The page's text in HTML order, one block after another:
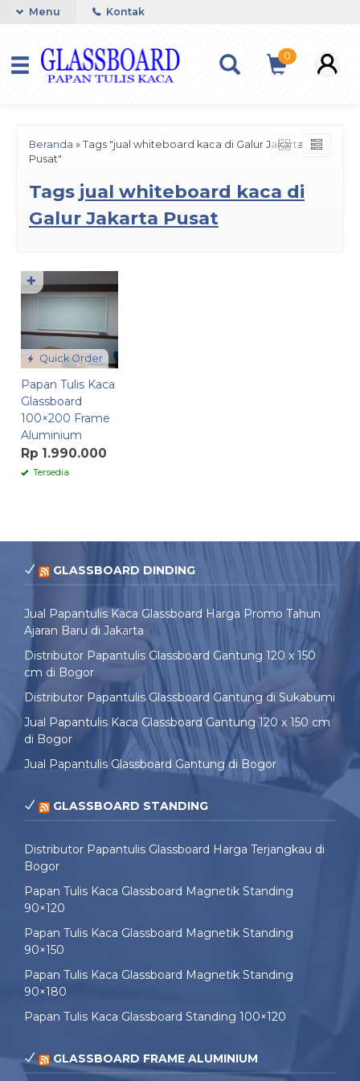
Menu Kontak
0
Beranda » Tags "jual whiteboard kaca di Galur Jakarta
Pusat"
Tags jual whiteboard kaca di
Galur Jakarta Pusat
Quick Order
Papan Tulis Kaca
Glassboard
100×200 Frame
Aluminium
Rp 1.990.000
Tersedia
✚
GLASSBOARD DINDING
Jual Papantulis Kaca Glassboard Harga Promo Tahun
Ajaran Baru di Jakarta
Distributor Papantulis Glassboard Gantung 120 x 150
cm di Bogor
Distributor Papantulis Glassboard Gantung di Sukabumi
Jual Papantulis Kaca Glassboard Gantung 120 x 150 cm
di Bogor
Jual Papantulis Glassboard Gantung di Bogor
GLASSBOARD STANDING
Distributor Papantulis Glassboard Harga Terjangkau di
Bogor
Papan Tulis Kaca Glassboard Magnetik Standing
90×120
Papan Tulis Kaca Glassboard Magnetik Standing
90×150
Papan Tulis Kaca Glassboard Magnetik Standing
90×180
Papan Tulis Kaca Glassboard Standing 100×120
GLASSBOARD FRAME ALUMINIUM